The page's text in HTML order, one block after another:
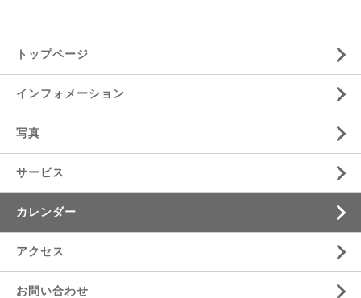
トップページ
インフォメーション
写真
サービス
カレンダー
アクセス
お問い合わせ